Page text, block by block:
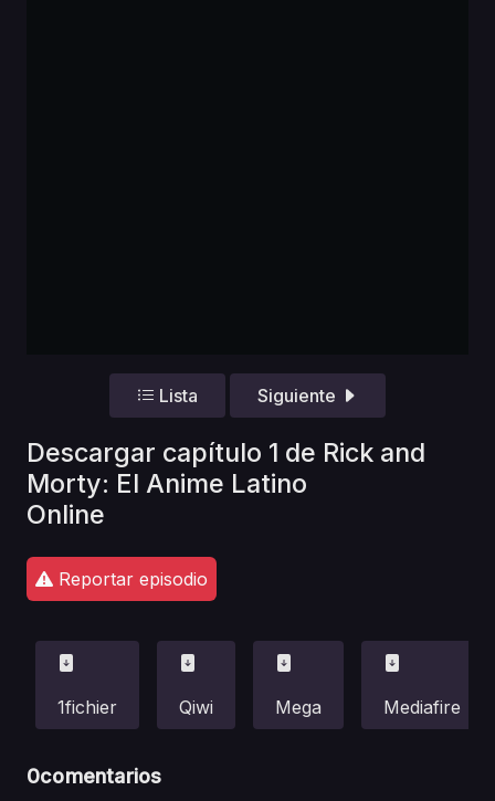
Lista Siguiente
Descargar capítulo 1 de Rick and
Morty: El Anime Latino
Online
Reportar episodio
1fichier Qiwi Mega Mediafire
0comentarios